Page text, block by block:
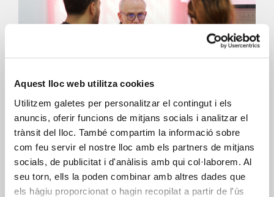
Aquest lloc web utilitza cookies
Utilitzem galetes per personalitzar el contingut i els
anuncis, oferir funcions de mitjans socials i analitzar el
trànsit del lloc. També compartim la informació sobre
com feu servir el nostre lloc amb els partners de mitjans
socials, de publicitat i d'anàlisis amb qui col·laborem. Al
seu torn, ells la poden combinar amb altres dades que
els hàgiu proporcionat o hagin recopilat a partir de l'ús
ESPACIOS DE BÚSQUEDA DE
TRABAJO
+